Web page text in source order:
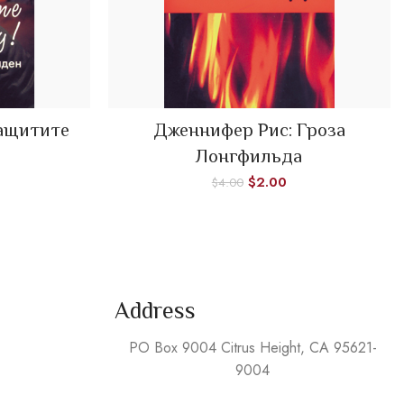
ADD TO CART
Дженнифер Рис: Гроза
Лонгфильда
$4.00 $2.00
Address
PO Box 9004 Citrus Height, CA 95621-
9004